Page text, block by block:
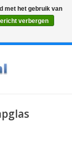
met het gebruik van
verbergen